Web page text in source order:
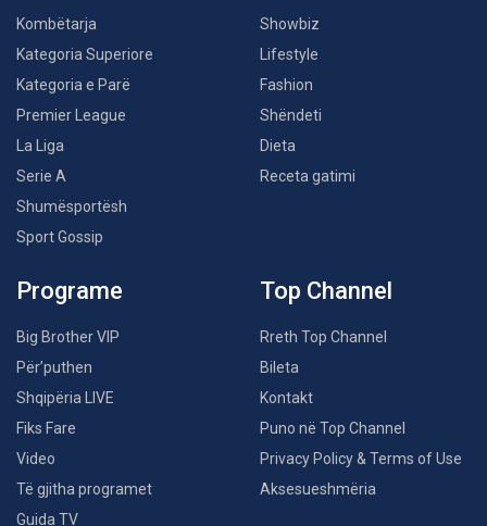
Kombëtarja
Kategoria Superiore
Kategoria e Parë
Premier League
La Liga
Serie A
Shumësportësh
Sport Gossip
Showbiz
Lifestyle
Fashion
Shëndeti
Dieta
Receta gatimi
Programe
Big Brother VIP
Për’puthen
Shqipëria LIVE
Fiks Fare
Video
Të gjitha programet
Guida TV
Top Channel
Rreth Top Channel
Bileta
Kontakt
Puno në Top Channel
Privacy Policy & Terms of Use
Aksesueshmëria